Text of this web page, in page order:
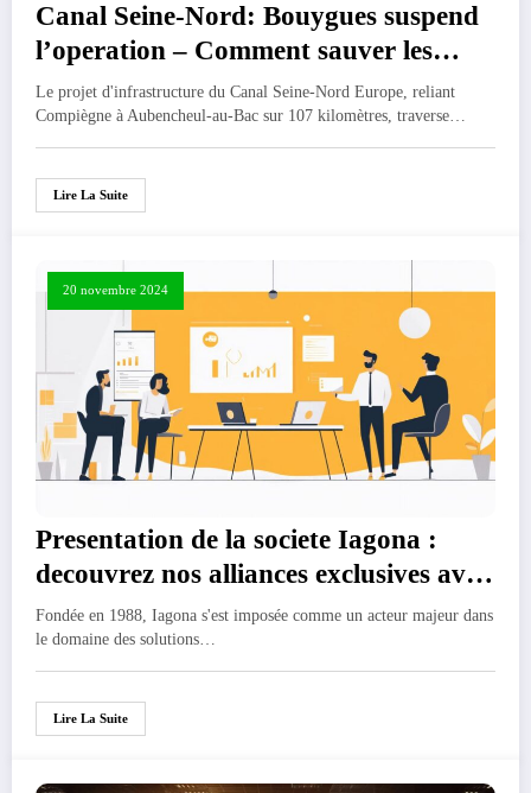
Canal Seine-Nord: Bouygues suspend
l’operation – Comment sauver les
projets touristiques riverains?
Le projet d'infrastructure du Canal Seine-Nord Europe, reliant
Compiègne à Aubencheul-au-Bac sur 107 kilomètres, traverse…
Lire La Suite
20 novembre 2024
Presentation de la societe Iagona :
decouvrez nos alliances exclusives avec
les leaders du secteur
Fondée en 1988, Iagona s'est imposée comme un acteur majeur dans
le domaine des solutions…
Lire La Suite